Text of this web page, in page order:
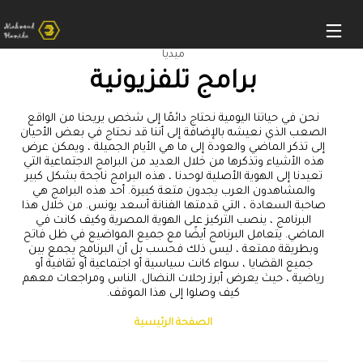
ميديا
برامج تلفزيونية
نحن في حياتنا اليومية نحتاج دائمًا إلى شخص يريحنا من الواقع
الصعب الذي نعيشه بالإضافة إلى أننا قد نحتاج في بعض الأحيان
إلى تذكر الماضي والعودة إلى ما هي الأيام الجميلة ، ويمكن عرض
هذه الأشياء وتذكرها من خلال العديد من البرامج الاجتماعية التي
تعيدنا إلى الهوية الأصلية لوحدنا ، هذه البرامج ناجحة بشكل كبير
والمشاهدون العرب يجدون متعة كبيرة. أحد هذه البرامج هي
صاحبة السعادة ، التي قدمتها الفنانة أسعد يونس. من خلال هذا
البرنامج ، ينصب التركيز على الهوية المصرية وكيف كانت في
الماضي. يتعامل البرنامج أيضًا مع جميع المواضيع في ظل فاتح
وبطريقة ممتعة ، ليس ذلك فحسب بل أن البرنامج يجمع بين
جميع القضايا ، سواء كانت سياسية أو اجتماعية أو ثقافية أو
رياضية ، حيث يعرض أبرز رحلات النضال. الناس ومراجعات معهم
كيف وصلوا إلى هذا الموقف.
الصفحة الرئيسية